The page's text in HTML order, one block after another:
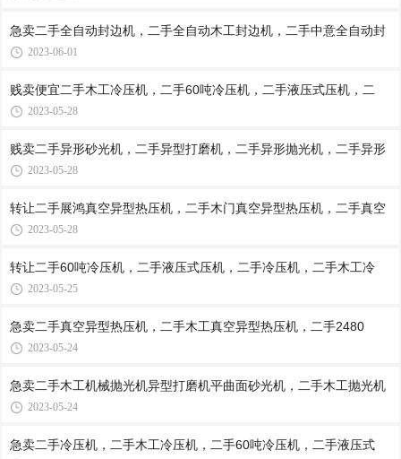
急卖二手全自动封边机，二手全自动木工封边机，二手中意全自动封
2023-06-01
贱卖便宜二手木工冷压机，二手60吨冷压机，二手液压式压机，二
2023-05-28
贱卖二手异形砂光机，二手异型打磨机，二手异形抛光机，二手异形
2023-05-28
转让二手展鸿真空异型热压机，二手木门真空异型热压机，二手真空
2023-05-28
转让二手60吨冷压机，二手液压式压机，二手冷压机，二手木工冷
2023-05-25
急卖二手真空异型热压机，二手木工真空异型热压机，二手2480
2023-05-24
急卖二手木工机械抛光机异型打磨机平曲面砂光机，二手木工抛光机
2023-05-24
急卖二手冷压机，二手木工冷压机，二手60吨冷压机，二手液压式